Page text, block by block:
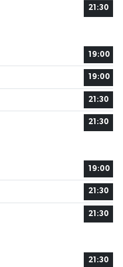
21:30
19:00
19:00
21:30
21:30
19:00
21:30
21:30
21:30